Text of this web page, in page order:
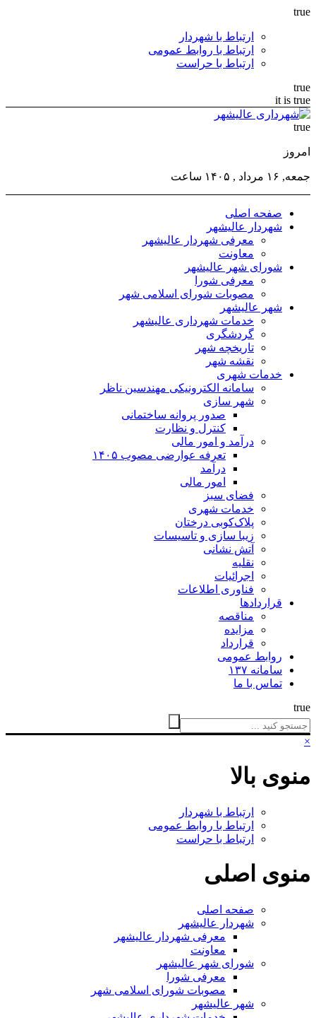
true
ارتباط با شهردار
ارتباط با روابط عمومی
ارتباط با حراست
true
it is true
true
امروز
جمعه, ۱۶ مرداد , ۱۴۰۵ ساعت
صفحه اصلی
شهردار عالیشهر
معرفی شهردار عالیشهر
معاونت
شورای شهر عالیشهر
معرفی شورا
مصوبات شورای اسلامی شهر
شهر عالیشهر
خدمات شهرداری عالیشهر
گردشگری
تاریخچه شهر
نقشه شهر
خدمات شهری
سامانه الکترونیکی مهندسین ناظر
شهر سازی
صدور پروانه ساختمانی
کنترل و نظارت
درآمد و امور مالی
تعرفه عوارضی مصوب ۱۴۰۵
درآمد
امور مالی
فضای سبز
خدمات شهری
پلاک‌کوبی درختان
زیبا سازی و تاسیسات
آتش نشانی
نقلیه
اجرائیات
فناوری اطلاعات
قراردادها
مناقصه
مزایده
قرارداد
روابط عمومی
سامانه ۱۳۷
تماس با ما
true
×
منوی بالا
ارتباط با شهردار
ارتباط با روابط عمومی
ارتباط با حراست
منوی اصلی
صفحه اصلی
شهردار عالیشهر
معرفی شهردار عالیشهر
معاونت
شورای شهر عالیشهر
معرفی شورا
مصوبات شورای اسلامی شهر
شهر عالیشهر